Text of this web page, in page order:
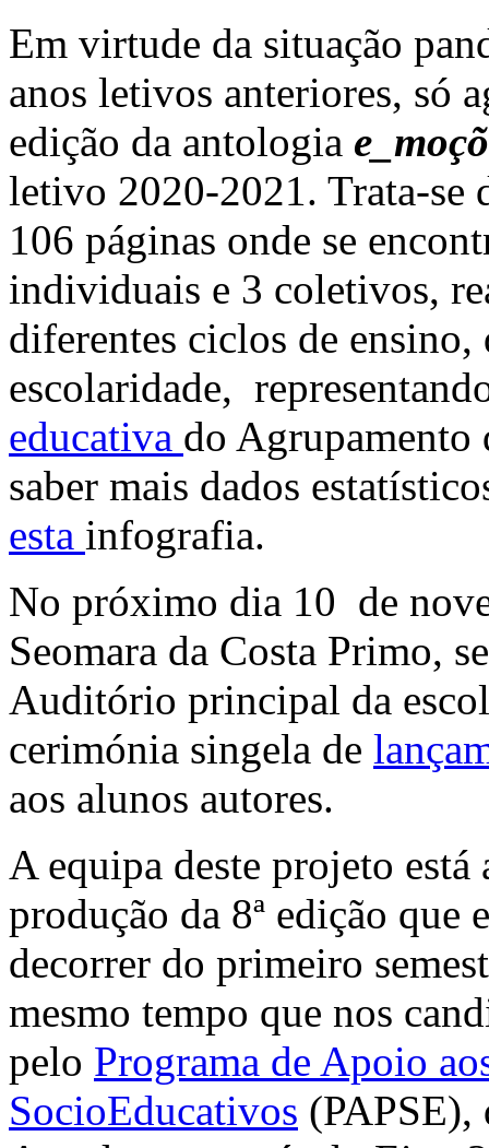
Em virtude da situação
anos letivos anteriores, só
edição da antologia
letivo 2020-2021. Trata-se
106 páginas onde se
individuais e 3 coletivos,
diferentes ciclos de ensino,
escolaridade,
educativa do Agrupamento
saber mais dados
esta infografia.
No próximo dia 10 de
Seomara da Costa Primo,
Auditório principal da
cerimónia singela de
aos alunos autores.
A equipa deste projeto
produção da 8ª edição que
decorrer do primeiro
mesmo tempo que nos
pelo Programa de Apoio
SocioEducativos (PAPSE),